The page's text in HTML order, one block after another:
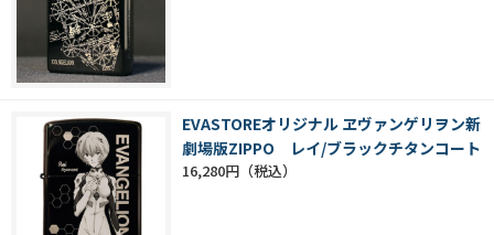
EVASTOREオリジナル ヱヴァンゲリヲン新
劇場版ZIPPO レイ/ブラックチタンコート
16,280円